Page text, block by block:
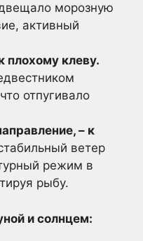
морозную
активный
плохому клеву.
отпугивало
– к
ветер
режим в
рыбу.
и солнцем: